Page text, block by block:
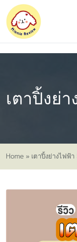
เตาปิ้งย่
Home » เตาปิ้งย่างไฟฟ้า